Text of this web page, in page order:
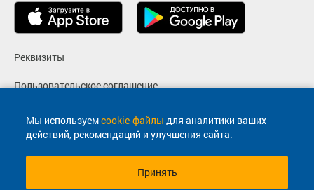
Мы используемcookie-файлы для аналитики ваших
действий, рекомендаций и улучшения сайта.
Принять
Реквизиты
Пользовательское соглашение
Политика конфиденциальности
Согласие на маркетинговые сообщения
© 2013-2026, ООО "Капитал"- Онлайн сервис продажи